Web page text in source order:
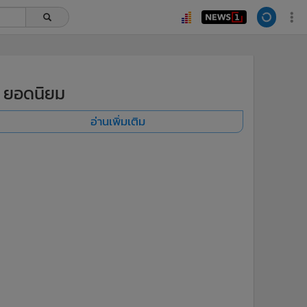
ยอดนิยม
อ่านเพิ่มเติม